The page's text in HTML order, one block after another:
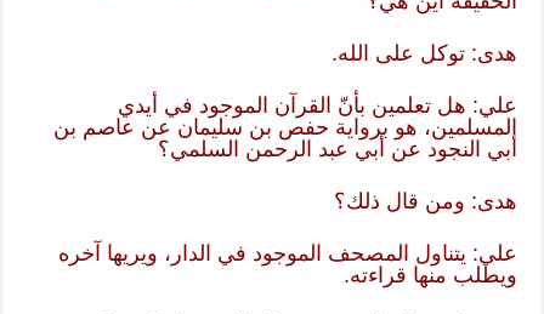
هدى: توكل على الله.
علي: هل تعلمين بأنّ القرآن الموجود في أيدي
المسلمين، هو برواية حفص بن سليمان عن عاصم بن
أبي النجود عن أبي عبد الرحمن السلمي؟
هدى: ومن قال ذلك؟
علي: يتناول المصحف الموجود في الدار، ويريها آخره
ويطلب منها قراءته.